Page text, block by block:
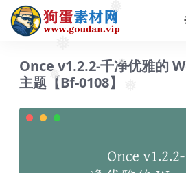
❅
❅
❅
❅
Once v1.2.2-千净优雅的
主题【Bf-0108】